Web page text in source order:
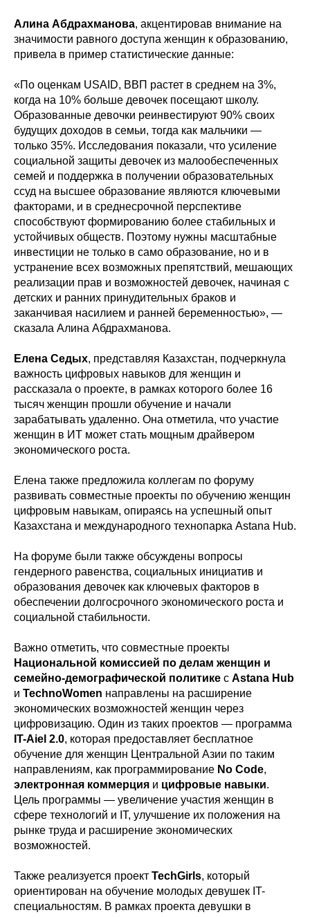
Алина Абдрахманова, акцентировав внимание на
значимости равного доступа женщин к образованию,
привела в пример статистические данные:
«По оценкам USAID, ВВП растет в среднем на 3%,
когда на 10% больше девочек посещают школу.
Образованные девочки реинвестируют 90% своих
будущих доходов в семьи, тогда как мальчики —
только 35%. Исследования показали, что усиление
социальной защиты девочек из малообеспеченных
семей и поддержка в получении образовательных
ссуд на высшее образование являются ключевыми
факторами, и в среднесрочной перспективе
способствуют формированию более стабильных и
устойчивых обществ. Поэтому нужны масштабные
инвестиции не только в само образование, но и в
устранение всех возможных препятствий, мешающих
реализации прав и возможностей девочек, начиная с
детских и ранних принудительных браков и
заканчивая насилием и ранней беременностью», —
сказала Алина Абдрахманова.
Елена Седых, представляя Казахстан, подчеркнула
важность цифровых навыков для женщин и
рассказала о проекте, в рамках которого более 16
тысяч женщин прошли обучение и начали
зарабатывать удаленно. Она отметила, что участие
женщин в ИТ может стать мощным драйвером
экономического роста.
Елена также предложила коллегам по форуму
развивать совместные проекты по обучению женщин
цифровым навыкам, опираясь на успешный опыт
Казахстана и международного технопарка Astana Hub.
На форуме были также обсуждены вопросы
гендерного равенства, социальных инициатив и
образования девочек как ключевых факторов в
обеспечении долгосрочного экономического роста и
социальной стабильности.
Важно отметить, что совместные проекты
Национальной комиссией по делам женщин и
семейно-демографической политике с Astana Hub
и TechnoWomen направлены на расширение
экономических возможностей женщин через
цифровизацию. Один из таких проектов — программа
IT-Aiel 2.0, которая предоставляет бесплатное
обучение для женщин Центральной Азии по таким
направлениям, как программирование No Code,
электронная коммерция и цифровые навыки.
Цель программы — увеличение участия женщин в
сфере технологий и IT, улучшение их положения на
рынке труда и расширение экономических
возможностей.
Также реализуется проект TechGirls, который
ориентирован на обучение молодых девушек IT-
специальностям. В рамках проекта девушки в